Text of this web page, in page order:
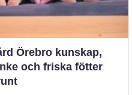
kunskap,
och friska fötter